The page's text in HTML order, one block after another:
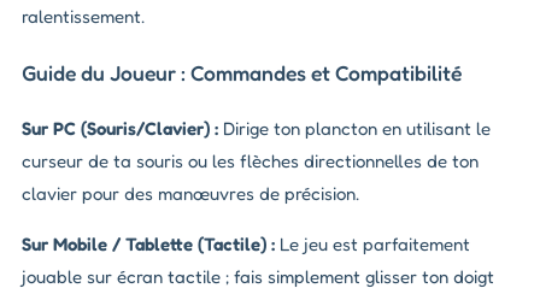
ralentissement.
Guide du Joueur : Commandes et Compatibilité
Sur PC (Souris/Clavier) : Dirige ton plancton en utilisant le
curseur de ta souris ou les flèches directionnelles de ton
clavier pour des manœuvres de précision.
Sur Mobile / Tablette (Tactile) : Le jeu est parfaitement
jouable sur écran tactile ; fais simplement glisser ton doigt